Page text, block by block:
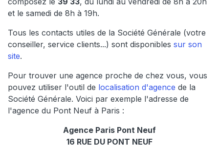
et le samedi de 8h à 19h.
Tous les contacts utiles de la Société Générale (votre
conseiller, service clients...) sont disponibles sur son
site.
Pour trouver une agence proche de chez vous, vous
pouvez utiliser l'outil de localisation d'agence de la
Société Générale. Voici par exemple l'adresse de
l'agence du Pont Neuf à Paris :
Agence Paris Pont Neuf
16 RUE DU PONT NEUF